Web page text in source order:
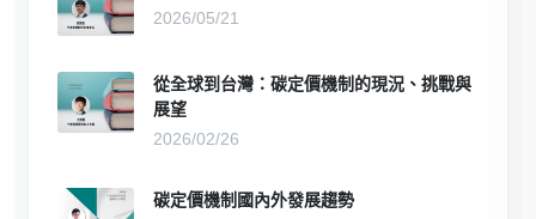
2026/05/21
從全球到台灣：碳定價機制的現況、挑戰與
展望
2026/02/26
碳定價機制國內外發展趨勢